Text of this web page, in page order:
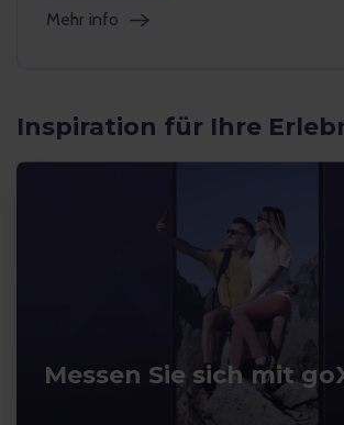
Mehr info
Inspiration für Ihre
Messen Sie sich mit